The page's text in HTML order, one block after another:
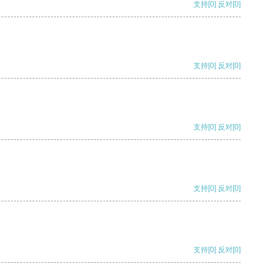
支持[0] 反对[0]
支持[0] 反对[0]
支持[0] 反对[0]
支持[0] 反对[0]
支持[0] 反对[0]